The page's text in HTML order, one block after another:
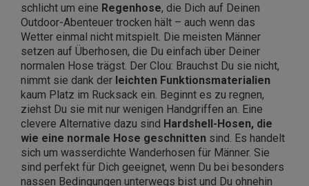
schlicht um eine Regenhose, die Dich auf Deinen
Outdoor-Abenteuer trocken hält – auch wenn das
Wetter einmal nicht mitspielt. Die meisten Männer
setzen auf Überhosen, die Du einfach über Deiner
normalen Hose trägst. Der Clou: Brauchst Du sie nicht,
nimmt sie dank der leichten Funktionsmaterialien
kaum Platz im Rucksack ein. Beginnt es zu regnen,
ziehst Du sie mit nur wenigen Handgriffen an. Eine
clevere Alternative dazu sind Hardshell-Hosen, die
wie eine normale Hose geschnitten sind. Es handelt
sich um wasserdichte Wanderhosen für Männer. Sie
sind perfekt für Dich geeignet, wenn Du bei besonders
nassen Bedingungen unterwegs bist und Du ohnehin